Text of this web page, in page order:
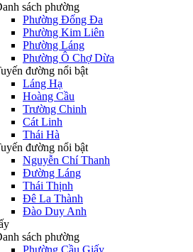
sách phường
Phường Đống Đa
Phường Kim Liên
Phường Láng
Phường Ô Chợ Dừa
đường nổi bật
Láng Hạ
Hoàng Cầu
Trường Chinh
Cát Linh
Thái Hà
đường nổi bật
Nguyễn Chí Thanh
Đường Láng
Thái Thịnh
Đê La Thành
Đào Duy Anh
sách phường
Phường Cầu Giấy